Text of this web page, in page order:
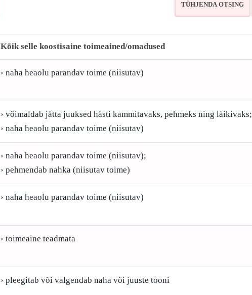
Kõik selle koostisaine toimeained/omadused
› naha heaolu parandav toime (niisutav)
› võimaldab jätta juuksed hästi kammitavaks, pehmeks ning läikivaks;
› naha heaolu parandav toime (niisutav)
› naha heaolu parandav toime (niisutav);
› pehmendab nahka (niisutav toime)
› naha heaolu parandav toime (niisutav)
› toimeaine teadmata
› pleegitab või valgendab naha või juuste tooni